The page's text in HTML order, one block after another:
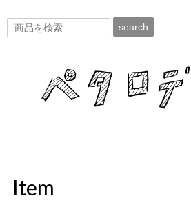
search
Item